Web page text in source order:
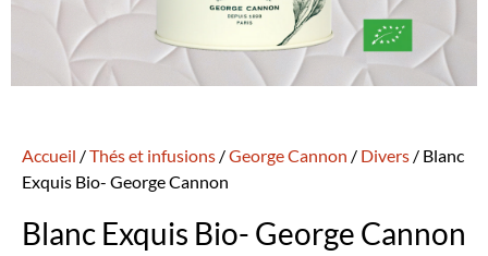
Accueil /Thés et infusions /George Cannon / Divers / Blanc
Exquis Bio- George Cannon
Blanc Exquis Bio- George Cannon